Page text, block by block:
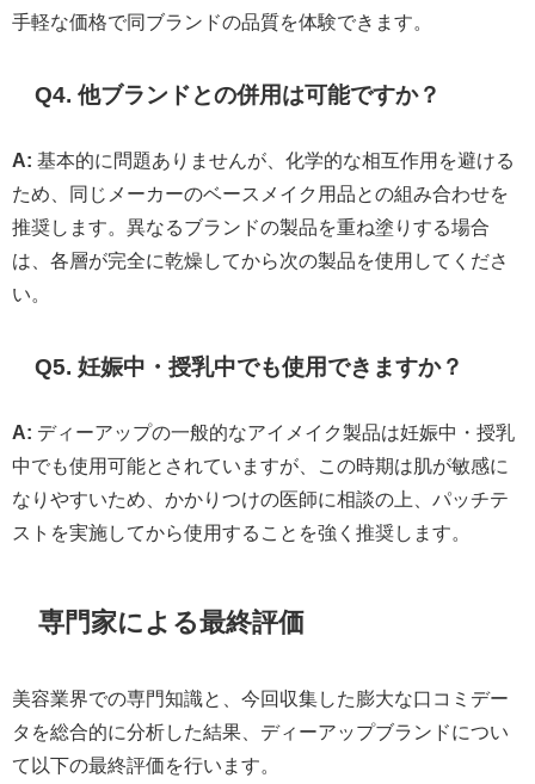
手軽な価格で同ブランドの品質を体験できます。
Q4. 他ブランドとの併用は可能ですか？
A: 基本的に問題ありませんが、化学的な相互作用を避ける
ため、同じメーカーのベースメイク用品との組み合わせを
推奨します。異なるブランドの製品を重ね塗りする場合
は、各層が完全に乾燥してから次の製品を使用してくださ
い。
Q5. 妊娠中・授乳中でも使用できますか？
A: ディーアップの一般的なアイメイク製品は妊娠中・授乳
中でも使用可能とされていますが、この時期は肌が敏感に
なりやすいため、かかりつけの医師に相談の上、パッチテ
ストを実施してから使用することを強く推奨します。
専門家による最終評価
美容業界での専門知識と、今回収集した膨大な口コミデー
タを総合的に分析した結果、ディーアップブランドについ
て以下の最終評価を行います。